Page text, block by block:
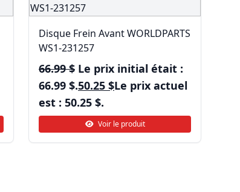
Disque Frein Avant WORLDPARTS
WS1-231257
66.99$ Le prix initial était :
66.99 $.50.25 $Le prix actuel
est : 50.25 $.
Voir le produit